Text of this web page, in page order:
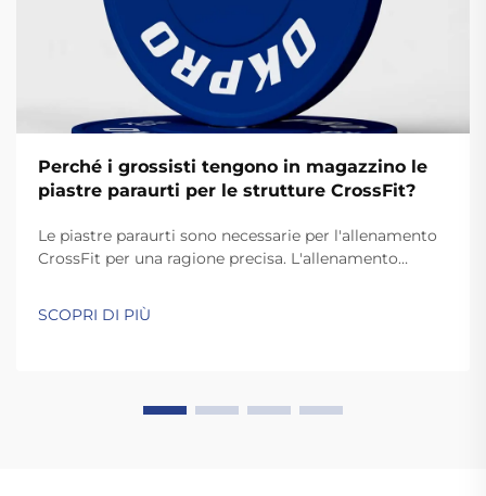
Perché i grossisti tengono in magazzino le
piastre paraurti per le strutture CrossFit?
Le piastre paraurti sono necessarie per l'allenamento
CrossFit per una ragione precisa. L'allenamento
lo strappo e l'arrampicata, che prevedono il rilascio
delle piastre a terra. A differenza delle piastre
SCOPRI DI PIÙ